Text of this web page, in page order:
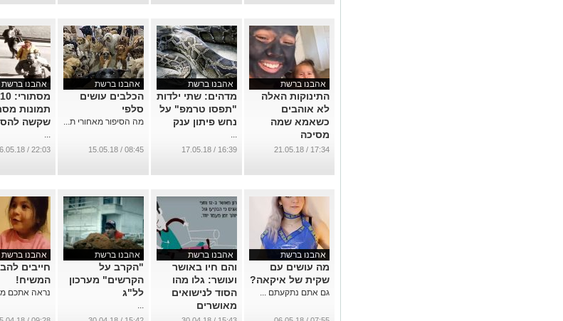
אהבנו ברשת
התינוקות האלה
לא אוהבים
כשאמא שמה
מסיכה
...
17:34 / 21.05.18
אהבנו ברשת
מדהים: שתי ילדות
"תפסו טרמפ" על
נחש פיתון ענק
...
16:39 / 17.05.18
אהבנו ברשת
הכלבים עושים
סלפי
מה הסיפור מאחורי ת...
08:45 / 15.05.18
אהבנו ברשת
מסתורי: 10
תמונות
שקשה
...
22:03 / 06.05.18
אהבנו ברשת
מה עושים עם
שקית של איקאה?
גם אתם נתקעתם ...
אהבנו ברשת
והם חיו באושר
ועושר: גלו מהו
הסוד לנישואים
מאושרים
...
אהבנו ברשת
"הקרב על
הקרשים" מערכון
לל"ג
...
אהבנו ברשת
חייבים
המשיח!
נראה אתכם